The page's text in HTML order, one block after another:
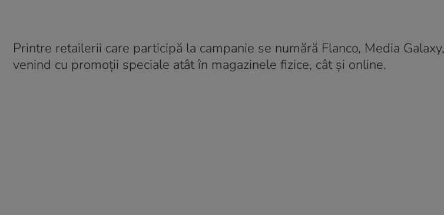
Printre retailerii care participă la campanie se numără Flanco, Media
venind cu promoții speciale atât în magazinele fizice, cât și online.